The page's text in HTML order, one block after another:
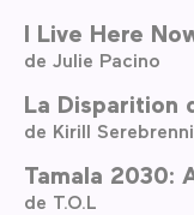
I Live Here
de Julie Pacino
La Disparition
de Kirill
Tamala 2030:
de T.O.L